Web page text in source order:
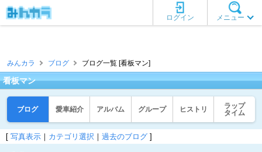
メニュー
ログイン
みんカラ ブログ ブログ一覧 [看板マン]
看板マン
ブログ 愛車紹介 アルバム グループ ヒストリ
ラップ
タイム
[ 写真表示 ｜ カテゴリ選択 ｜ 過去のブログ ]